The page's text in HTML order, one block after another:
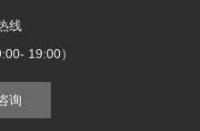
线
19:00）
询